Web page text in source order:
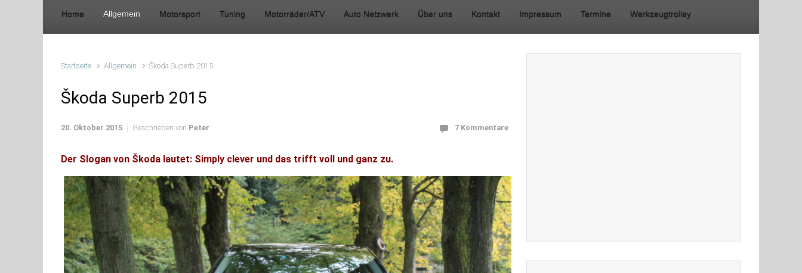
Home Allgemein Motorsport Tuning Motorräder/ATV Auto Netzwerk Über uns Kontakt Impressum Termine Werkzeugtrolley
Startseite Allgemein Škoda Superb 2015
Škoda Superb 2015
20. Oktober 2015 Geschrieben von Peter 7 Kommentare
Der Slogan von Škoda lautet: Simply clever und das trifft voll und ganz zu.